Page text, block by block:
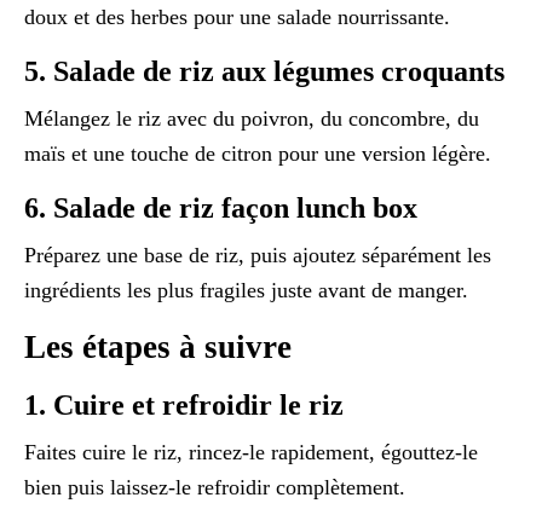
doux et des herbes pour une salade nourrissante.
5. Salade de riz aux légumes croquants
Mélangez le riz avec du poivron, du concombre, du
maïs et une touche de citron pour une version légère.
6. Salade de riz façon lunch box
Préparez une base de riz, puis ajoutez séparément les
ingrédients les plus fragiles juste avant de manger.
Les étapes à suivre
1. Cuire et refroidir le riz
Faites cuire le riz, rincez-le rapidement, égouttez-le
bien puis laissez-le refroidir complètement.